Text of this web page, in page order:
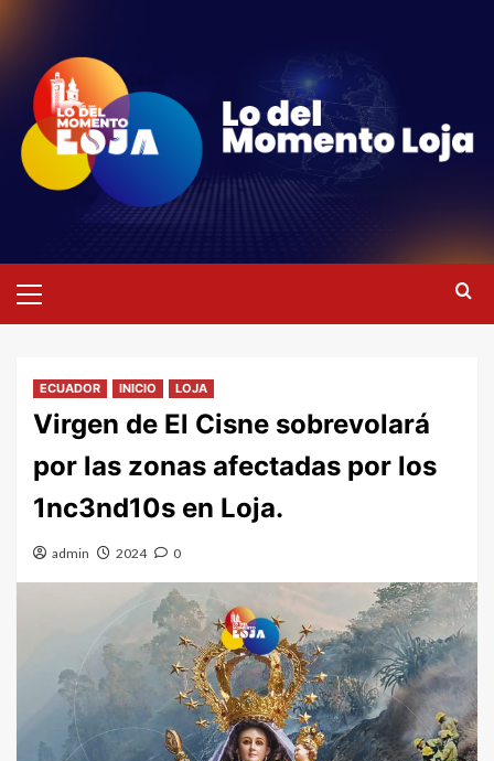
contenido
primario
ECUADOR INICIO LOJA
Virgen de El Cisne sobrevolará
por las zonas afectadas por los
1nc3nd10s en Loja.
admin 2024 0